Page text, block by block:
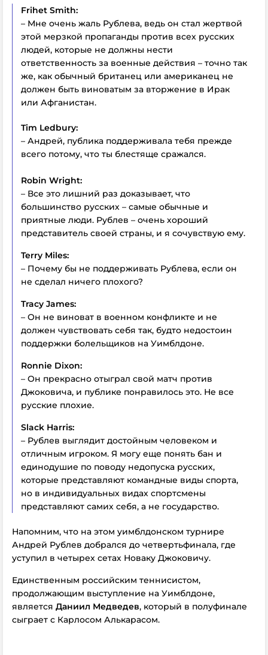
Frihet Smith:
– Мне очень жаль Рублева, ведь он стал жертвой
этой мерзкой пропаганды против всех русских
людей, которые не должны нести
ответственность за военные действия – точно так
же, как обычный британец или американец не
должен быть виноватым за вторжение в Ирак
или Афганистан.
Tim Ledbury:
– Андрей, публика поддерживала тебя прежде
всего потому, что ты блестяще сражался.
Robin Wright:
– Все это лишний раз доказывает, что
большинство русских – самые обычные и
приятные люди. Рублев – очень хороший
представитель своей страны, и я сочувствую ему.
Terry Miles:
– Почему бы не поддерживать Рублева, если он
не сделал ничего плохого?
Tracy James:
– Он не виноват в военном конфликте и не
должен чувствовать себя так, будто недостоин
поддержки болельщиков на Уимблдоне.
Ronnie Dixon:
– Он прекрасно отыграл свой матч против
Джоковича, и публике понравилось это. Не все
русские плохие.
Slack Harris:
– Рублев выглядит достойным человеком и
отличным игроком. Я могу еще понять бан и
единодушие по поводу недопуска русских,
которые представляют командные виды спорта,
но в индивидуальных видах спортсмены
представляют самих себя, а не государство.
Напомним, что на этом уимблдонском турнире
Андрей Рублев добрался до четвертьфинала, где
уступил в четырех сетах Новаку Джоковичу.
Единственным российским теннисистом,
продолжающим выступление на Уимблдоне,
является Даниил Медведев, который в полуфинале
сыграет с Карлосом Алькарасом.